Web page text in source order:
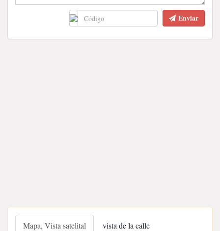
Enviar
Mapa, Vista satelital vista de la calle